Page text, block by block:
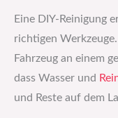
Eine DIY-Reinigung
richtigen
Fahrzeug an einem
dass Wasser und
und Reste auf dem